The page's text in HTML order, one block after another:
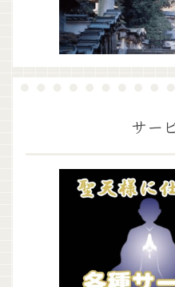
サー